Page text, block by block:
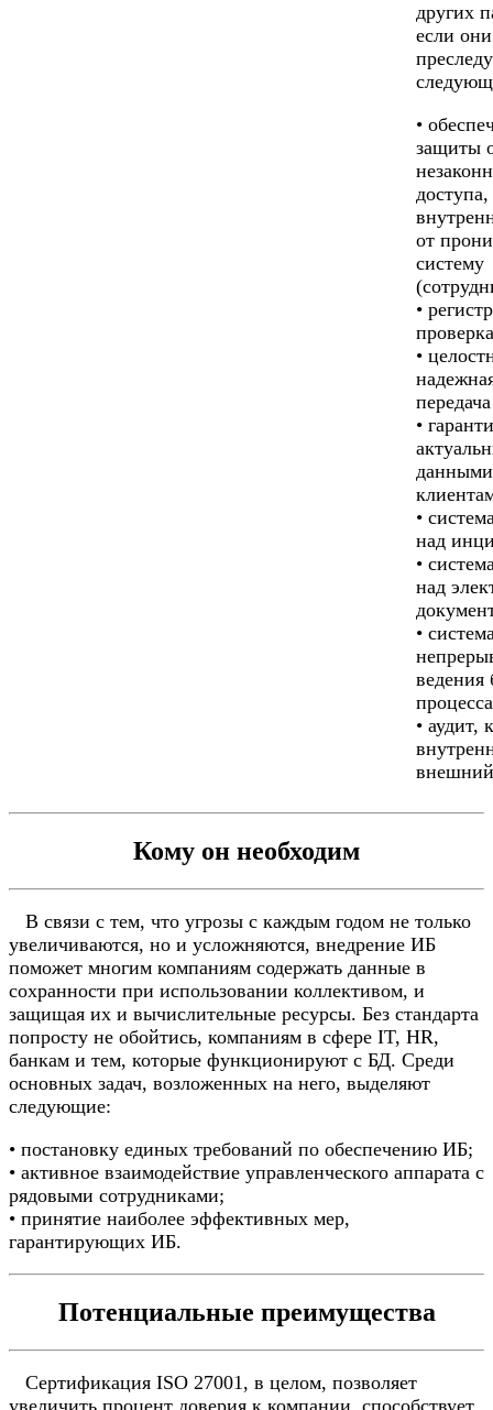
других
если они
•
защиты
от
систему
•
•
•
•
над
•
над
•
ведения
• аудит,
Кому он необходим
В связи с тем, что угрозы с каждым годом не только
увеличиваются, но и усложняются, внедрение ИБ
поможет многим компаниям содержать данные в
сохранности при использовании коллективом, и
защищая их и вычислительные ресурсы. Без стандарта
попросту не обойтись, компаниям в сфере IT, HR,
банкам и тем, которые функционируют с БД. Среди
основных задач, возложенных на него, выделяют
следующие:
• постановку единых требований по обеспечению ИБ;
• активное взаимодействие управленческого аппарата с
рядовыми сотрудниками;
• принятие наиболее эффективных мер,
гарантирующих ИБ.
Потенциальные преимущества
Сертификация ISO 27001, в целом, позволяет
увеличить процент доверия к компании, способствует